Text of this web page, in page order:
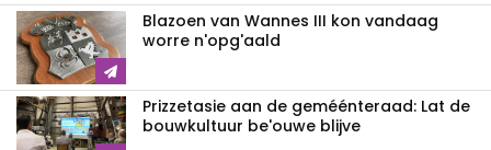
Blazoen van Wannes III kon vandaag
worre n'opg'aald
Prizzetasie aan de geméénteraad: Lat de
bouwkultuur be'ouwe blijve